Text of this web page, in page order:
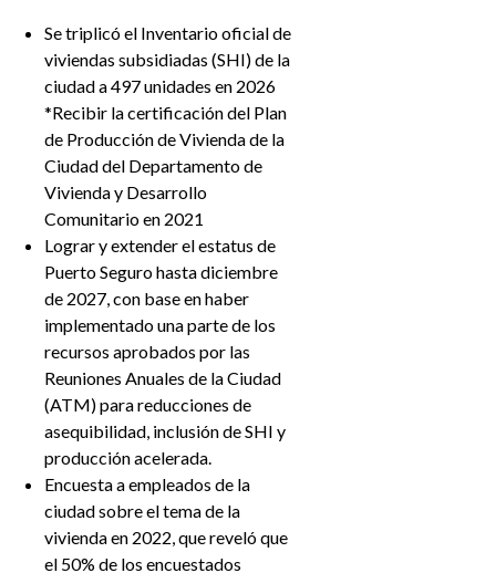
Se triplicó el Inventario oficial de
viviendas subsidiadas (SHI) de la
ciudad a 497 unidades en 2026
*Recibir la certificación del Plan
de Producción de Vivienda de la
Ciudad del Departamento de
Vivienda y Desarrollo
Comunitario en 2021
Lograr y extender el estatus de
Puerto Seguro hasta diciembre
de 2027, con base en haber
implementado una parte de los
recursos aprobados por las
Reuniones Anuales de la Ciudad
(ATM) para reducciones de
asequibilidad, inclusión de SHI y
producción acelerada.
Encuesta a empleados de la
ciudad sobre el tema de la
vivienda en 2022, que reveló que
el 50% de los encuestados